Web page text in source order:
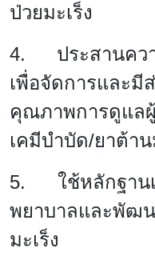
ป่วยมะเร็ง
4. ประสานควา
เพื่อจัดการและ
คุณภาพการดูแลผู้
เคมีบำบัด/ยาต้าน
5. ใช้หลักฐานเ
พยาบาลและพัฒ
มะเร็ง